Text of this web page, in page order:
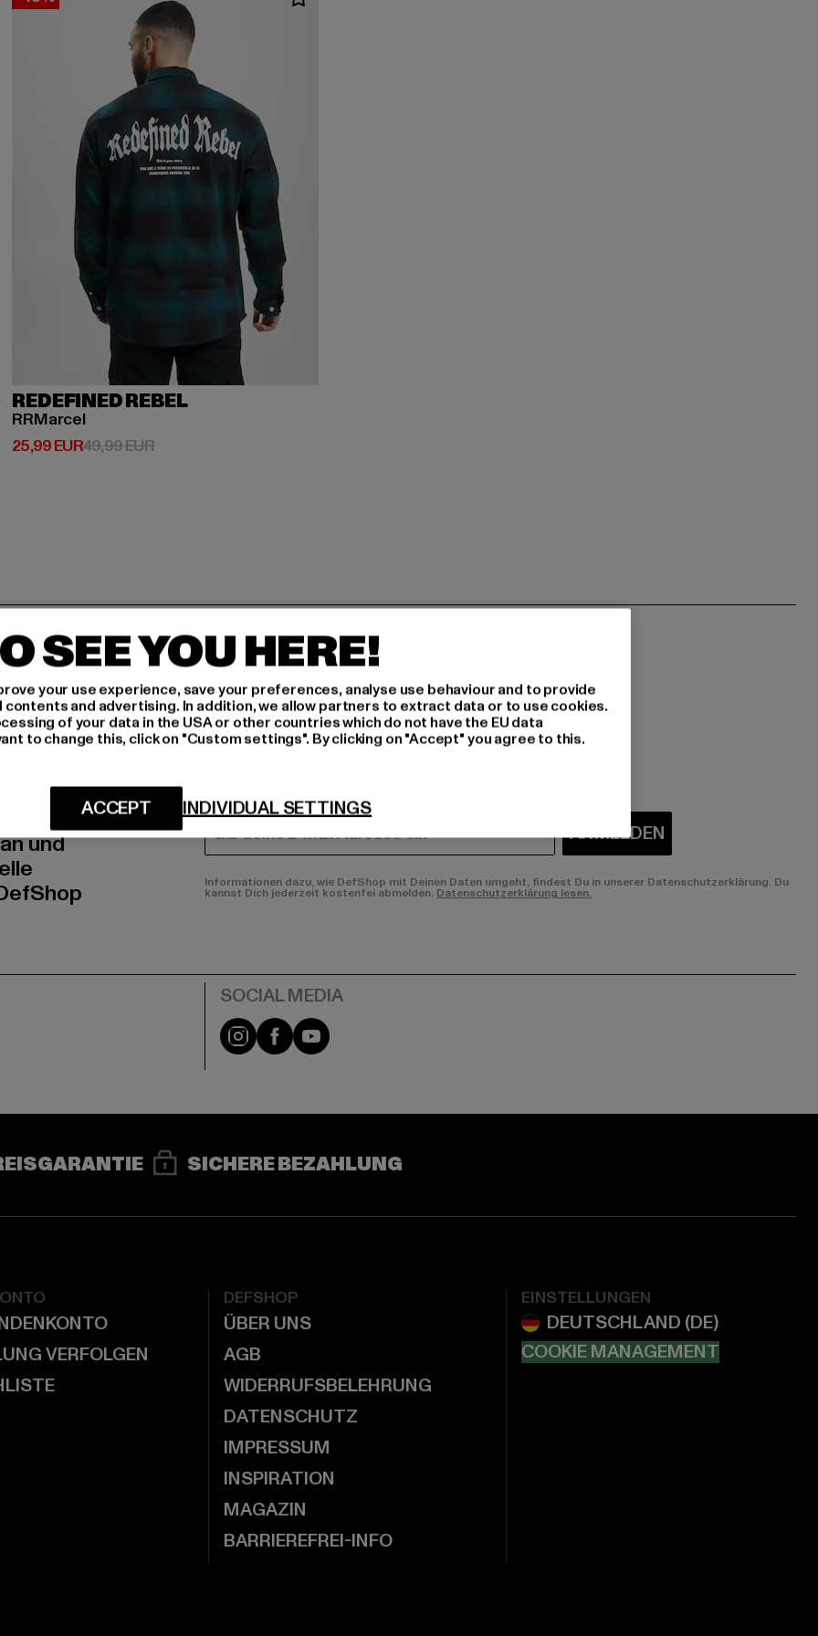
REDEFINED REBEL
RRMarcel
25,99 EUR
Derzeitiger Preis: 25,99 EUR
49,99 EURAktionspreis: 49,99 EUR
AN,
und
An welchen Produkten bist du interessiert?
E-MAIL ANMELDEN
Informationen dazu, wie DefShop mit Deinen Daten umgeht, findest Du in unserer Datenschutzerklärung. Du
kannst Dich jederzeit kostenfei abmelden. Datenschutzerklärung lesen.
Instagram
FacebookYouTube
SICHERE BEZAHLUNG
VERFOLGEN
DEFSHOP
ÜBER UNS
AGB
WIDERRUFSBELEHRUNG
DATENSCHUTZ
IMPRESSUM
INSPIRATION
MAGAZIN
BARRIEREFREI-INFO
EINSTELLUNGEN
COOKIE MANAGEMENT
SEE YOU HERE!
your use experience, save your preferences, analyse use behaviour and to provide
and advertising. In addition, we allow partners to extract data or to use cookies.
of your data in the USA or other countries which do not have the EU data
to change this, click on "Custom settings". By clicking on "Accept" you agree to this.
INDIVIDUAL SETTINGS
ACCEPT